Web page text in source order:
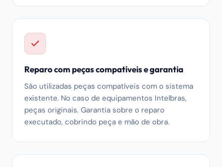
Reparo com peças compatíveis e garantia
São utilizadas peças compatíveis com o sistema
existente. No caso de equipamentos Intelbras,
peças originais. Garantia sobre o reparo
executado, cobrindo peça e mão de obra.